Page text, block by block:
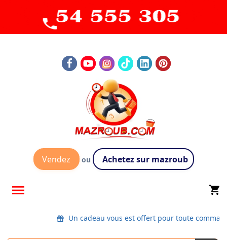
Vendez ou Achetez sur mazroub
 shopping_cart
Un cadeau vous est offert pour toute